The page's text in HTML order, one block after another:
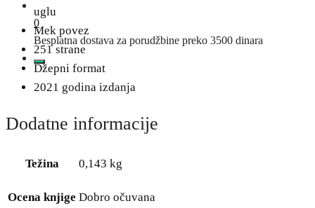
0
Besplatna dostava za porudžbine preko 3500 dinara
uglu
Mek povez
251 strane
Džepni format
2021 godina izdanja
Dodatne informacije
Težina 0,143 kg
Ocena knjige Dobro očuvana